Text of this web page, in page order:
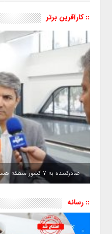
:: کارآفرین برتر
صادرکننده به ۷ کشور منطقه هستیم
:: رسانه